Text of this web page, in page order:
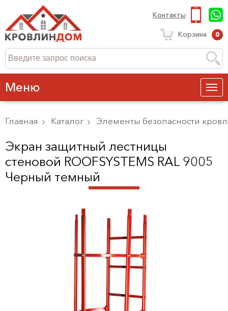
Контакты
Корзина 0
Меню
Главная Каталог Элементы безопасности
Экран защитный лестницы
стеновой ROOFSYSTEMS RAL 9005
Черный темный